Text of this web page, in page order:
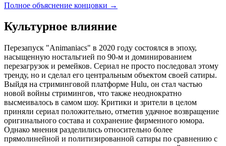
Полное объяснение концовки →
Культурное влияние
Перезапуск "Animaniacs" в 2020 году состоялся в эпоху,
насыщенную ностальгией по 90-м и доминированием
перезагрузок и ремейков. Сериал не просто последовал этому
тренду, но и сделал его центральным объектом своей сатиры.
Выйдя на стриминговой платформе Hulu, он стал частью
новой войны стримингов, что также неоднократно
высмеивалось в самом шоу. Критики и зрители в целом
приняли сериал положительно, отметив удачное возвращение
оригинального состава и сохранение фирменного юмора.
Однако мнения разделились относительно более
прямолинейной и политизированной сатиры по сравнению с